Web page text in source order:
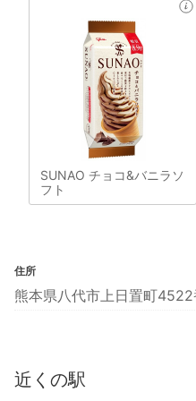
SUNAO チョコ&バニラソ
フト
住所
熊本県八代市上日置町4522
近くの駅